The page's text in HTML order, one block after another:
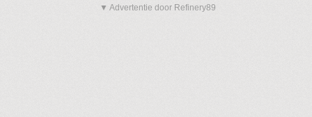
▼ Advertentie door Refinery89